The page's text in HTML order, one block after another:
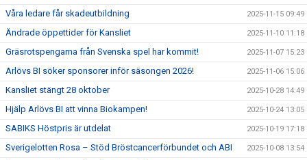
Våra ledare får skadeutbildning 2025-11-15 09:49
Ändrade öppettider för Kansliet 2025-11-10 11:18
Gräsrotspengarna från Svenska spel har kommit! 2025-11-07 15:23
Arlövs BI söker sponsorer inför säsongen 2026! 2025-11-06 15:06
Kansliet stängt 28 oktober 2025-10-28 14:49
Hjälp Arlövs BI att vinna Biokampen! 2025-10-24 13:05
SABIKS Höstpris är utdelat 2025-10-19 17:18
Sverigelotten Rosa – Stöd Bröstcancerförbundet och ABI 2025-10-08 13:54